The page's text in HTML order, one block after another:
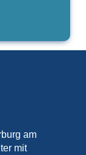
am
mit